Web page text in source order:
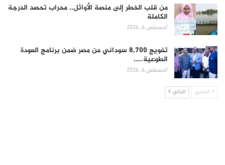
من قلب الخطر إلى منصة الأوائل.. محراب تحصد الدرجة
الكاملة
أغسطس 6, 2026
تفويج 8,700 سوداني من مصر ضمن برنامج العودة
الطوعية..…
أغسطس 6, 2026
السابق التالي